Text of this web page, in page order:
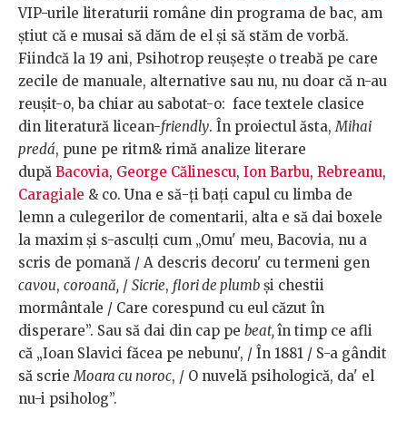
VIP-urile literaturii române din programa de bac, am
știut că e musai să dăm de el și să stăm de vorbă.
Fiindcă la 19 ani, Psihotrop reușește o treabă pe care
zecile de manuale, alternative sau nu, nu doar că n-au
reușit-o, ba chiar au sabotat-o: face textele clasice
din literatură licean-friendly. În proiectul ăsta,Mihai
predá, pune pe ritm& rimă analize literare
după Bacovia, George Călinescu, Ion Barbu, Rebreanu,
Caragiale & co. Una e să-ți bați capul cu limba de
lemn a culegerilor de comentarii, alta e să dai boxele
la maxim și s-asculți cum „Omu' meu, Bacovia, nu a
scris de pomană / A descris decoru' cu termeni gen
cavou, coroană, / Sicrie, flori de plumb și chestii
mormântale / Care corespund cu eul căzut în
disperare”. Sau să dai din cap pe beat,în timp ce afli
că „Ioan Slavici făcea pe nebunu', / În 1881 / S-a gândit
să scrieMoara cu noroc, / O nuvelă psihologică, da' el
nu-i psiholog”.